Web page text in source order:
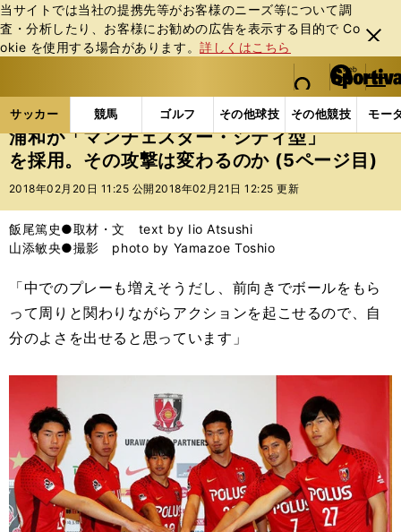
当サイトでは当社の提携先等がお客様のニーズ等について調
査・分析したり、お客様にお勧めの広告を表⽰する⽬的で Co
okie を使⽤する場合があります。詳しくはこちら
閉じ
る
web Sportiva (webスポルティーバ)
検索
マイペ
ー
ジ
メニュ
サッカー 競馬 ゴルフ その他球技 その他競技 モー
ス
ポ
ル
バ
サッカーの記事一覧 Jリーグ他 Jリーグ 浦和が
浦和が「マンチェスター・シティ型」
を採用。その攻撃は変わるのか (5ページ目)
2018年02月20日 11:25 公開 2018年02月21日 12:25 更新
飯尾篤史●取材・文 text by Iio Atsushi
山添敏央●撮影 photo by Yamazoe Toshio
「中でのプレーも増えそうだし、前向きでボールをもら
って周りと関わりながらアクションを起こせるので、自
分のよさを出せると思っています」